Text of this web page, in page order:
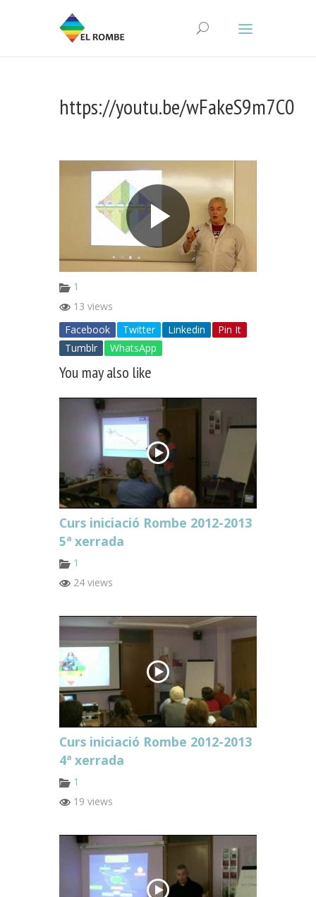
https://youtu.be/wFakeS9m7C0
1
13 views
Facebook
Twitter Linkedin
Pin It
Tumblr
WhatsApp
You may also like
Curs iniciació Rombe 2012-2013
5ª xerrada
1
24 views
Curs iniciació Rombe 2012-2013
4ª xerrada
1
19 views